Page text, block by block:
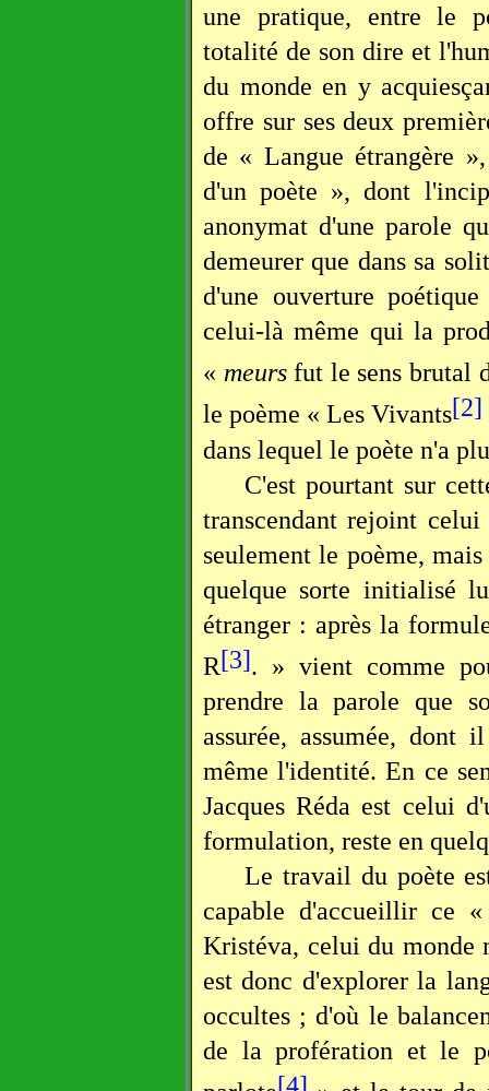
une pratique, entre le
totalité de son dire et
du monde en y
offre sur ses deux
de « Langue étrangère
d'un poète », dont
anonymat d'une parole
demeurer que dans sa
d'une ouverture
celui-là même qui la
« meursfut le sens brutal
le poème « Les Vivants[2]
dans lequel le poète n'a
C'est pourtant sur
transcendant rejoint
seulement le poème,
quelque sorte initialisé
étranger : après la
R[3]. » vient comme
prendre la parole que
assurée, assumée,
même l'identité. En ce
Jacques Réda est celui
formulation, reste en
Le travail du poète
capable d'accueillir ce
Kristéva, celui du monde
est donc d'explorer la
occultes ; d'où le
de la profération et le
[4]